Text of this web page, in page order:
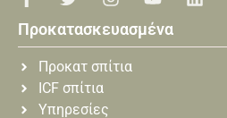
Προκατασκευασμένα
Προκατ σπίτια
ICF σπίτια
Υπηρεσίες